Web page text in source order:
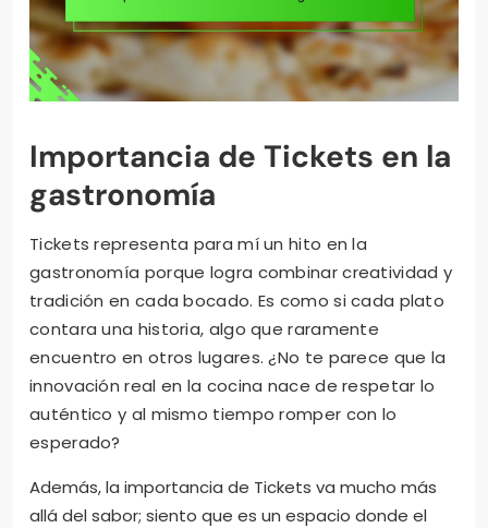
Importancia de Tickets en la
gastronomía
Tickets representa para mí un hito en la
gastronomía porque logra combinar creatividad y
tradición en cada bocado. Es como si cada plato
contara una historia, algo que raramente
encuentro en otros lugares. ¿No te parece que la
innovación real en la cocina nace de respetar lo
auténtico y al mismo tiempo romper con lo
esperado?
Además, la importancia de Tickets va mucho más
allá del sabor; siento que es un espacio donde el